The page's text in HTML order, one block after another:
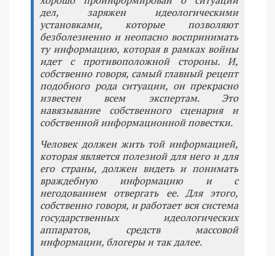
дел, заряжен идеологическими
установками, которые позволяют
безболезненно и неопасно воспринимать
ту информацию, которая в рамках войны
идет с противоположной стороны. И,
собственно говоря, самый главный рецепт
подобного рода ситуации, он прекрасно
известен всем экспертам. Это
навязывание собственного сценария и
собственной информационной повестки.
Человек должен жить той информацией,
которая является полезной для него и для
его страны, должен видеть и понимать
враждебную информацию и с
негодованием отвергать ее. Для этого,
собственно говоря, и работает вся система
государственных идеологических
аппаратов, средств массовой
информации, блогеры и так далее.